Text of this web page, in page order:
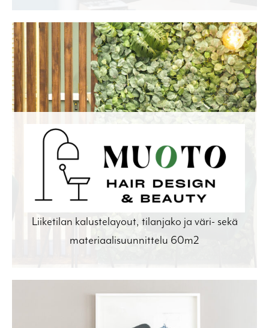
Liiketilan kalustelayout, tilanjako ja väri- sekä
materiaalisuunnittelu 60m2